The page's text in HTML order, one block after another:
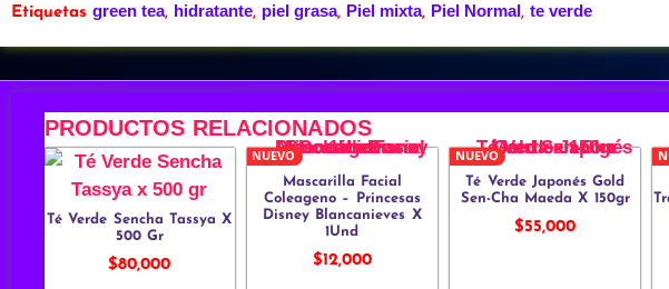
Etiquetas green tea, hidratante, piel grasa, Piel mixta, Piel Normal, te verde
PRODUCTOS RELACIONADOS
Té Verde Sencha Tassya X
500 Gr
$80,000
NUEVO
Mascarilla Facial
Coleageno – Princesas
Disney Blancanieves X
1Und
$12,000
NUEVO
Té Verde Japonés Gold
Sen-Cha Maeda X 150gr
$55,000